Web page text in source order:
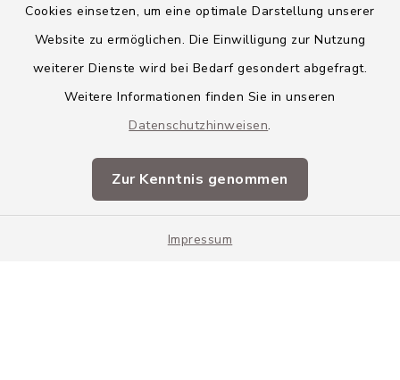
Cookies einsetzen, um eine optimale Darstellung unserer
Website zu ermöglichen. Die Einwilligung zur Nutzung
weiterer Dienste wird bei Bedarf gesondert abgefragt.
Weitere Informationen finden Sie in unseren
Datenschutzhinweisen.
Zur Kenntnis genommen
Impressum
Barrierefreiheit
Impressum
Sitemap